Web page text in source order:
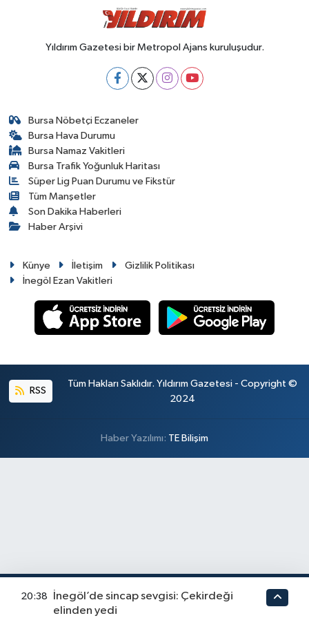
Yıldırım Gazetesi bir Metropol Ajans kuruluşudur.
Bursa Nöbetçi Eczaneler
Bursa Hava Durumu
Bursa Namaz Vakitleri
Bursa Trafik Yoğunluk Haritası
Süper Lig Puan Durumu ve Fikstür
Tüm Manşetler
Son Dakika Haberleri
Haber Arşivi
Künye İletişim
Gizlilik Politikası
İnegöl Ezan Vakitleri
RSS
Tüm Hakları Saklıdır. Yıldırım Gazetesi - Copyright ©
2024
Haber Yazılımı: TE Bilişim
20:38
İnegöl’de sincap sevgisi: Çekirdeği
elinden yedi